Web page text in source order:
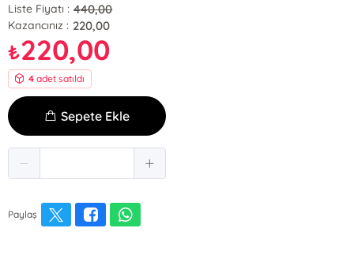
Liste Fiyatı : 440,00
Kazancınız : 220,00
₺220,00
4 adet satıldı
Sepete Ekle
Paylaş